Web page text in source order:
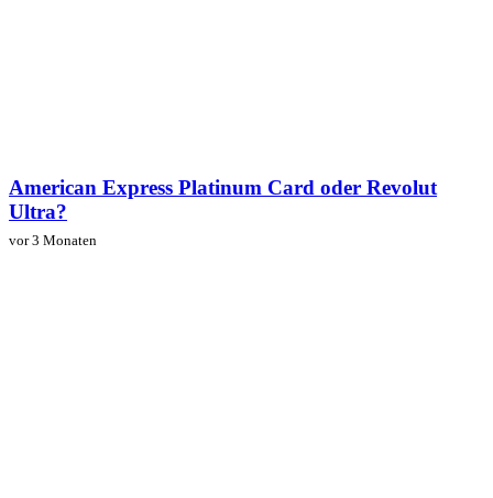
American Express Platinum Card oder Revolut
Ultra?
vor 3 Monaten